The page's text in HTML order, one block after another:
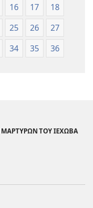
16 17
18
25 26
27
34 35 36
ΤΟΥ ΙΕΧΩΒΑ